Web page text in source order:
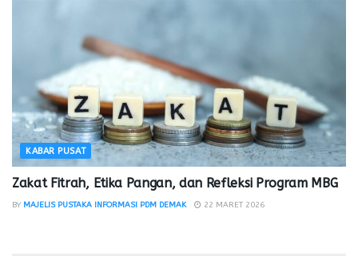
KABAR PUSAT
Zakat Fitrah, Etika Pangan, dan Refleksi Program MBG
BY MAJELIS PUSTAKA INFORMASI PDM DEMAK 22 MARET 2026